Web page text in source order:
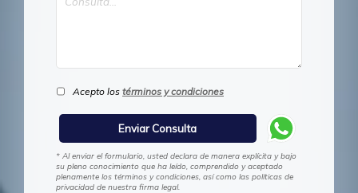
Acepto los términos y condiciones
* Al enviar el formulario, usted declara de manera explícita y bajo
su pleno conocimiento que ha leído, comprendido y aceptado
plenamente los términos y condiciones, así como las políticas de
privacidad de nuestra firma legal.